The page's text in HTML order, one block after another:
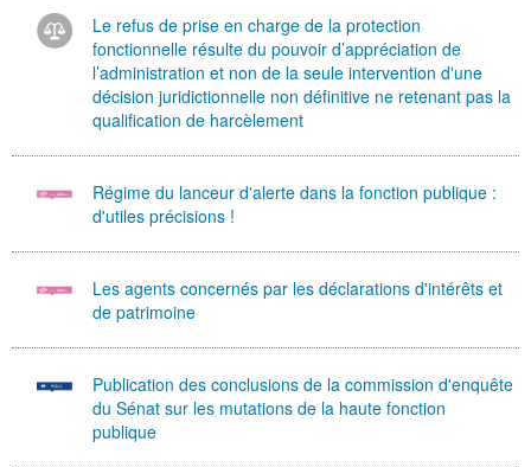
Le refus de prise en charge de la protection
fonctionnelle résulte du pouvoir d’appréciation de
l’administration et non de la seule intervention d'une
décision juridictionnelle non définitive ne retenant pas la
qualification de harcèlement
Régime du lanceur d'alerte dans la fonction publique :
d'utiles précisions !
Les agents concernés par les déclarations d'intérêts et
de patrimoine
Publication des conclusions de la commission d'enquête
du Sénat sur les mutations de la haute fonction
publique